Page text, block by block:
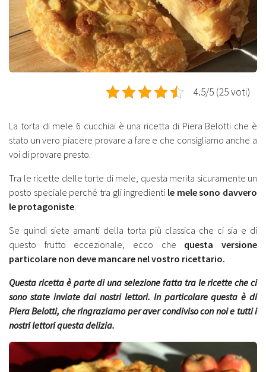
4.5/5 (25 voti)
La torta di mele 6 cucchiai è una ricetta di Piera Belotti che è
stato un vero piacere provare a fare e che consigliamo anche a
voi di provare presto.
Tra le ricette delle torte di mele, questa merita sicuramente un
posto speciale perché tra gli ingredienti le mele sono davvero
le protagoniste
Se quindi siete amanti della torta più classica che ci sia e di
questo frutto eccezionale, ecco che questa versione
particolare non deve mancare nel vostro ricettario.
Questa ricetta è parte di una selezione fatta tra le ricette che ci
sono state inviate dai nostri lettori. In particolare questa è di
Piera Belotti, che ringraziamo per aver condiviso con noi e tutti i
nostri lettori questa delizia.